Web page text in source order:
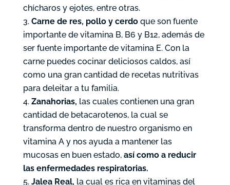
chícharos y ejotes, entre otras.
Carne de res, pollo y cerdoque son fuente
importante de vitamina B, B6 y B12, además de
ser fuente importante de vitamina E. Con la
carne puedes cocinar deliciosos caldos, así
como una gran cantidad de recetas nutritivas
para deleitar a tu familia.
Zanahorias, las cuales contienen una gran
cantidad de betacarotenos, la cual se
transforma dentro de nuestro organismo en
vitamina A y nos ayuda a mantener las
mucosas en buen estado, así como a reducir
las enfermedades respiratorias.
Jalea Real, la cual es rica en vitaminas del